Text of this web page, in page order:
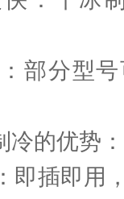
分型号
的优势：
插即用，